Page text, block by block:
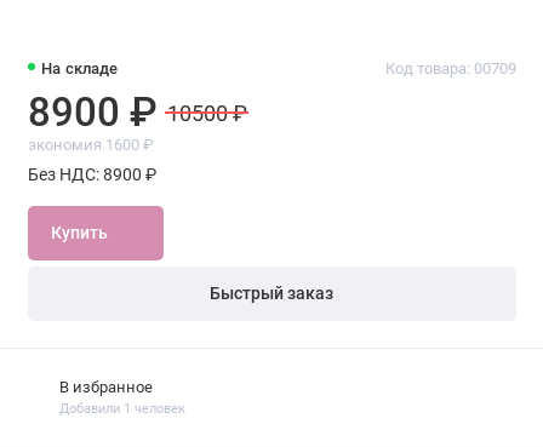
На складе Код товара: 00709
8900 ₽ 10500 ₽
экономия 1600 ₽
Без НДС: 8900 ₽
Купить
Быстрый заказ
В избранное
Добавили 1 человек